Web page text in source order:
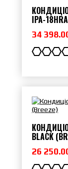
IPA-
34
BLACK
26